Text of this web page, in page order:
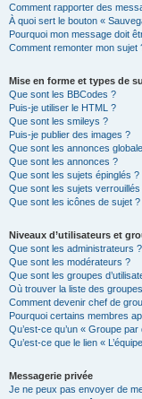
Comment rapporter des
À quoi sert le bouton «
Pourquoi mon message doit
Comment remonter mon sujet
Mise en forme et types de
Que sont les BBCodes ?
Puis-je utiliser le HTML ?
Que sont les smileys ?
Puis-je publier des images ?
Que sont les annonces
Que sont les annonces ?
Que sont les sujets épinglés ?
Que sont les sujets verrouillés
Que sont les icônes de sujet ?
Niveaux d’utilisateurs et
Que sont les administrateurs ?
Que sont les modérateurs ?
Que sont les groupes
Où trouver la liste des
Comment devenir chef de
Pourquoi certains membres
Qu’est-ce qu’un « Groupe par
Qu’est-ce que le lien «
Messagerie privée
Je ne peux pas envoyer de